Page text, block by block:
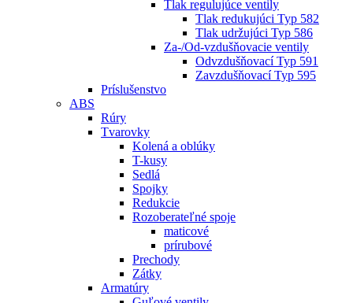
Tlak regulujúce ventily
Tlak redukujúci Typ 582
Tlak udržujúci Typ 586
Za-/Od-vzdušňovacie ventily
Odvzdušňovací Typ 591
Zavzdušňovací Typ 595
Príslušenstvo
ABS
Rúry
Tvarovky
Kolená a oblúky
T-kusy
Sedlá
Spojky
Redukcie
Rozoberateľné spoje
maticové
prírubové
Prechody
Zátky
Armatúry